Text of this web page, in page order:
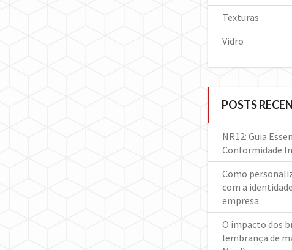
Texturas
Vidro
POSTS
NR12: Guia
Conformidade
Como
com a
empresa
O impacto dos
lembrança de